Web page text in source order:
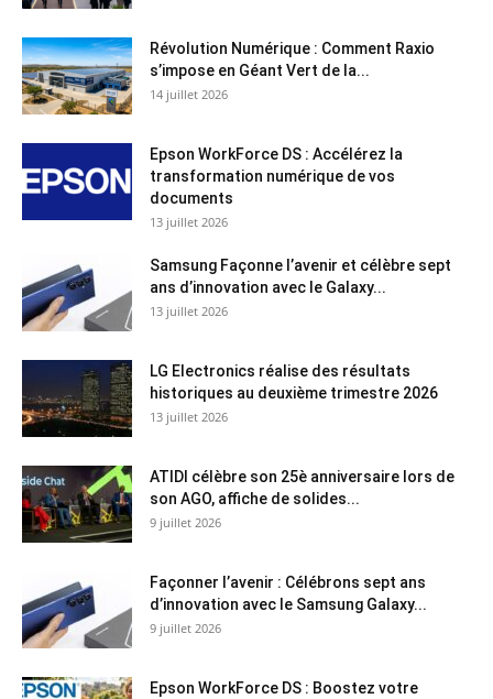
Révolution Numérique : Comment Raxio
s’impose en Géant Vert de la...
14 juillet 2026
Epson WorkForce DS : Accélérez la
transformation numérique de vos
documents
13 juillet 2026
Samsung Façonne l’avenir et célèbre sept
ans d’innovation avec le Galaxy...
13 juillet 2026
LG Electronics réalise des résultats
historiques au deuxième trimestre 2026
13 juillet 2026
ATIDI célèbre son 25è anniversaire lors de
son AGO, affiche de solides...
9 juillet 2026
Façonner l’avenir : Célébrons sept ans
d’innovation avec le Samsung Galaxy...
9 juillet 2026
Epson WorkForce DS : Boostez votre